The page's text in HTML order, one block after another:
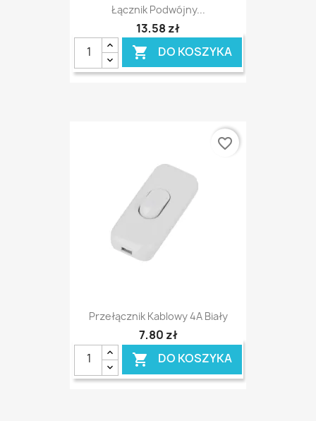
Łącznik Podwójny...
13,58 zł
 DO KOSZYKA
Przełącznik Kablowy 4A Biały
7,80 zł
 DO KOSZYKA
favorite_border